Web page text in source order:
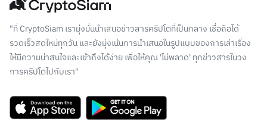
"ที่ CryptoSiam เรามุ่งมั่นนำเสนอข่าวสารคริปโตที่เป็นกลาง เชื่อถือได้
รวดเร็วสดใหม่ทุกวัน และยังมุ่งเน้นการนำเสนอในรูปแบบของการเล่าเรื่อง
ให้มีความน่าสนใจและเข้าถึงได้ง่าย เพื่อให้คุณ 'ไม่พลาด' ทุกข่าวสารในวง
การคริปโตไปกับเรา"